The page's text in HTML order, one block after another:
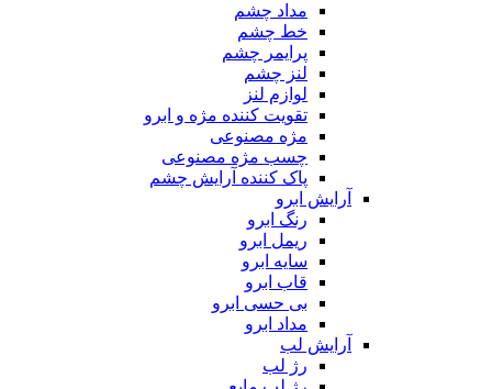
مداد چشم
خط چشم
پرایمر چشم
لنز چشم
لوازم لنز
تقویت کننده مژه و ابرو
مژه مصنوعی
چسب مژه مصنوعی
پاک کننده آرایش چشم
آرایش ابرو
رنگ ابرو
ریمل ابرو
سایه ابرو
قاب ابرو
بی حسی ابرو
مداد ابرو
آرایش لب
رژ لب